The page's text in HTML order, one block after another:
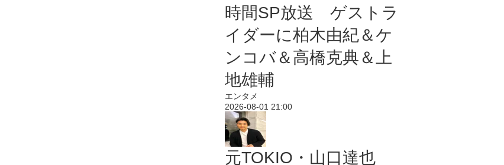
時間SP放送 ゲストラ
イダーに柏木由紀＆ケ
ンコバ＆高橋克典＆上
地雄輔
エンタメ
2026-08-01 21:00
元TOKIO・山口達也